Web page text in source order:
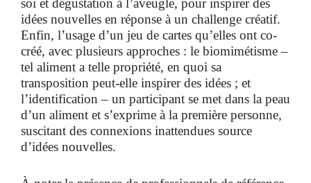
soi et dégustation à l’aveugle, pour inspirer des
idées nouvelles en réponse à un challenge créatif.
Enfin, l’usage d’un jeu de cartes qu’elles ont co-
créé, avec plusieurs approches : le biomimétisme –
tel aliment a telle propriété, en quoi sa
transposition peut-elle inspirer des idées ; et
l’identification – un participant se met dans la peau
d’un aliment et s’exprime à la première personne,
suscitant des connexions inattendues source
d’idées nouvelles.